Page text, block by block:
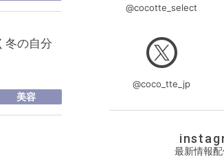
冬の自分
美容
@cocotte_select
@coco_tte_jp
最新情報配